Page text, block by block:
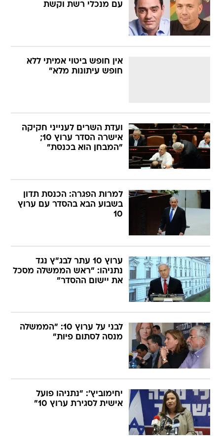
עם מנכלי רשת וקשת
אין חופש ביטוי אמיתי ללא
חופש עיתונות מלא"
ועדת השרים לענייני חקיקה
אישרה הסדר ערוץ 10;
"המבחן הוא בכנסת"
למרות הפגרה: הכנסת תדון
בשבוע הבא בהסדר עם ערוץ
10
ערוץ 10 עתר לבג"ץ נגד
נתניהו: "ראש הממשלה מסכל
את יישום ההסדר"
לבני על ערוץ 10: "הממשלה
מנסה לסתום פיות"
יחימוביץ': "נתניהו פועל
אישית לסגירת ערוץ 10"